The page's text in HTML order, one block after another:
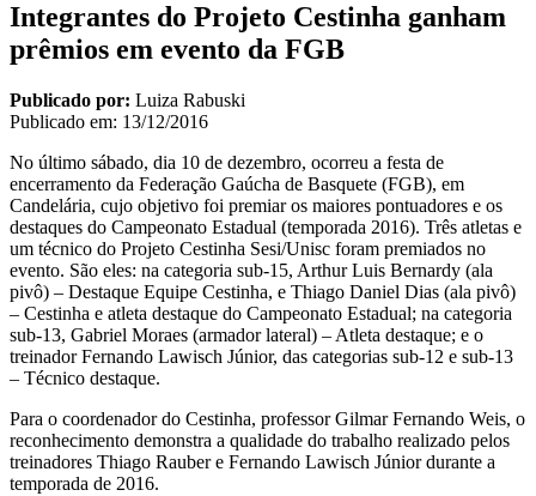
Integrantes do Projeto Cestinha ganham
prêmios em evento da FGB
Publicado por: Luiza Rabuski
Publicado em: 13/12/2016
No último sábado, dia 10 de dezembro, ocorreu a festa de
encerramento da Federação Gaúcha de Basquete (FGB), em
Candelária, cujo objetivo foi premiar os maiores pontuadores e os
destaques do Campeonato Estadual (temporada 2016). Três atletas e
um técnico do Projeto Cestinha Sesi/Unisc foram premiados no
evento. São eles: na categoria sub-15, Arthur Luis Bernardy (ala
pivô) – Destaque Equipe Cestinha, e Thiago Daniel Dias (ala pivô)
– Cestinha e atleta destaque do Campeonato Estadual; na categoria
sub-13, Gabriel Moraes (armador lateral) – Atleta destaque; e o
treinador Fernando Lawisch Júnior, das categorias sub-12 e sub-13
– Técnico destaque.
Para o coordenador do Cestinha, professor Gilmar Fernando Weis, o
reconhecimento demonstra a qualidade do trabalho realizado pelos
treinadores Thiago Rauber e Fernando Lawisch Júnior durante a
temporada de 2016.